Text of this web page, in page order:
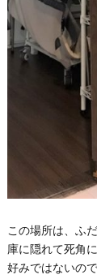
この場所は、ふ
庫に隠れて死角
好みではないの